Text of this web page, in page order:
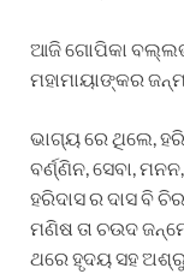
ଆଜି ଗୋପିକା ବଲ୍ଲଭ
ମହାମାୟାଙ୍କର
ଭାଗ୍ୟ ରେ ଥିଲେ,
ବର୍ଣ୍ଣିନ, ସେବା,
ହରିଦାସ ର ଦାସ ବି
ମଣିଷ ତା ଚଉଦ
ଥରେ ହୃଦୟ ସହ